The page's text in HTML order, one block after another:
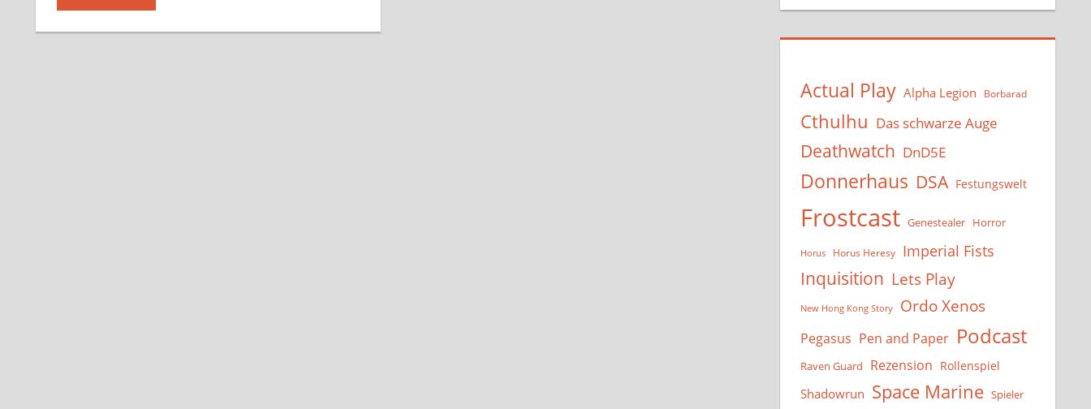
Actual Play Alpha Legion Borbarad
Cthulhu Das schwarze Auge
Deathwatch DnD5E
Donnerhaus DSA Festungswelt
Frostcast Genestealer Horror
Horus Horus Heresy Imperial Fists
Inquisition Lets Play
New Hong Kong Story Ordo Xenos
Pegasus Pen and Paper Podcast
Raven Guard Rezension Rollenspiel
Shadowrun Space Marine Spieler